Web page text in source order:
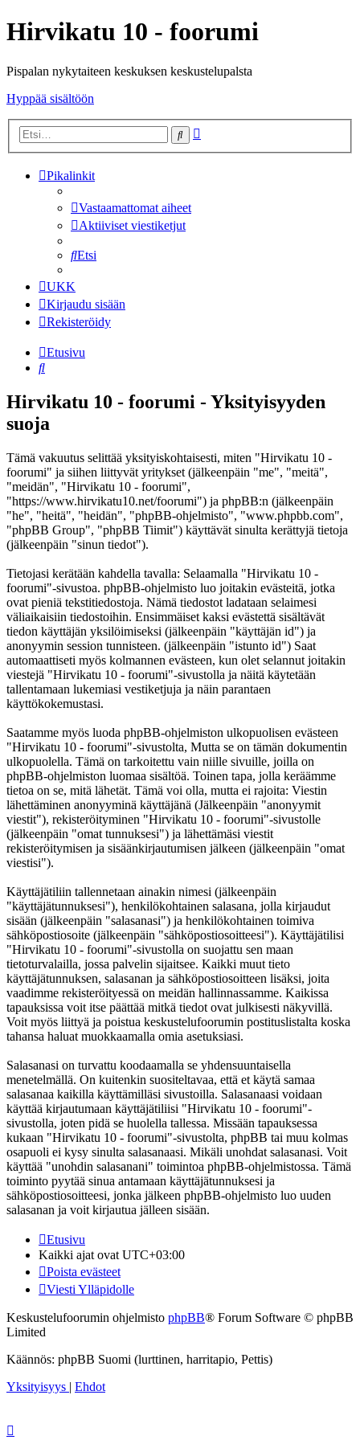
Hirvikatu 10 - foorumi
Pispalan nykytaiteen keskuksen keskustelupalsta
Hyppää sisältöön
Etsi
Pikalinkit
Vastaamattomat aiheet
Aktiiviset viestiketjut
Etsi
UKK
Kirjaudu sisään
Rekisteröidy
Etusivu
Etsi
Hirvikatu 10 - foorumi - Yksityisyyden
suoja
Tämä vakuutus selittää yksityiskohtaisesti, miten "Hirvikatu 10 -
foorumi" ja siihen liittyvät yritykset (jälkeenpäin "me", "meitä",
"meidän", "Hirvikatu 10 - foorumi",
"https://www.hirvikatu10.net/foorumi") ja phpBB:n (jälkeenpäin
"he", "heitä", "heidän", "phpBB-ohjelmisto", "www.phpbb.com",
"phpBB Group", "phpBB Tiimit") käyttävät sinulta kerättyjä tietoja
(jälkeenpäin "sinun tiedot").
Tietojasi kerätään kahdella tavalla: Selaamalla "Hirvikatu 10 -
foorumi"-sivustoa. phpBB-ohjelmisto luo joitakin evästeitä, jotka
ovat pieniä tekstitiedostoja. Nämä tiedostot ladataan selaimesi
väliaikaisiin tiedostoihin. Ensimmäiset kaksi evästettä sisältävät
tiedon käyttäjän yksilöimiseksi (jälkeenpäin "käyttäjän id") ja
anonyymin session tunnisteen. (jälkeenpäin "istunto id") Saat
automaattiseti myös kolmannen evästeen, kun olet selannut joitakin
viestejä "Hirvikatu 10 - foorumi"-sivustolla ja näitä käytetään
tallentamaan lukemiasi vestiketjuja ja näin parantaen
käyttökokemustasi.
Saatamme myös luoda phpBB-ohjelmiston ulkopuolisen evästeen
"Hirvikatu 10 - foorumi"-sivustolta, Mutta se on tämän dokumentin
ulkopuolella. Tämä on tarkoitettu vain niille sivuille, joilla on
phpBB-ohjelmiston luomaa sisältöä. Toinen tapa, jolla keräämme
tietoa on se, mitä lähetät. Tämä voi olla, mutta ei rajoita: Viestin
lähettäminen anonyyminä käyttäjänä (Jälkeenpäin "anonyymit
viestit"), rekisteröityminen "Hirvikatu 10 - foorumi"-sivustolle
(jälkeenpäin "omat tunnuksesi") ja lähettämäsi viestit
rekisteröitymisen ja sisäänkirjautumisen jälkeen (jälkeenpäin "omat
viestisi").
Käyttäjätiliin tallennetaan ainakin nimesi (jälkeenpäin
"käyttäjätunnuksesi"), henkilökohtainen salasana, jolla kirjaudut
sisään (jälkeenpäin "salasanasi") ja henkilökohtainen toimiva
sähköpostiosoite (jälkeenpäin "sähköpostiosoitteesi"). Käyttäjätilisi
"Hirvikatu 10 - foorumi"-sivustolla on suojattu sen maan
tietoturvalailla, jossa palvelin sijaitsee. Kaikki muut tieto
käyttäjätunnuksen, salasanan ja sähköpostiosoitteen lisäksi, joita
vaadimme rekisteröityessä on meidän hallinnassamme. Kaikissa
tapauksissa voit itse päättää mitkä tiedot ovat julkisesti näkyvillä.
Voit myös liittyä ja poistua keskustelufoorumin postituslistalta koska
tahansa haluat muokkaamalla omia asetuksiasi.
Salasanasi on turvattu koodaamalla se yhdensuuntaisella
menetelmällä. On kuitenkin suositeltavaa, että et käytä samaa
salasanaa kaikilla käyttämilläsi sivustoilla. Salasanaasi voidaan
käyttää kirjautumaan käyttäjätiliisi "Hirvikatu 10 - foorumi"-
sivustolla, joten pidä se huolella tallessa. Missään tapauksessa
kukaan "Hirvikatu 10 - foorumi"-sivustolta, phpBB tai muu kolmas
osapuoli ei kysy sinulta salasanaasi. Mikäli unohdat salasanasi. Voit
käyttää "unohdin salasanani" toimintoa phpBB-ohjelmistossa. Tämä
toiminto pyytää sinua antamaan käyttäjätunnuksesi ja
sähköpostiosoitteesi, jonka jälkeen phpBB-ohjelmisto luo uuden
salasanan ja voit kirjautua jälleen sisään.
Etusivu
Kaikki ajat ovat UTC+03:00
Poista evästeet
Viesti Ylläpidolle
Keskustelufoorumin ohjelmisto phpBB® Forum Software © phpBB
Limited
Käännös: phpBB Suomi (lurttinen, harritapio, Pettis)
Yksityisyys | Ehdot